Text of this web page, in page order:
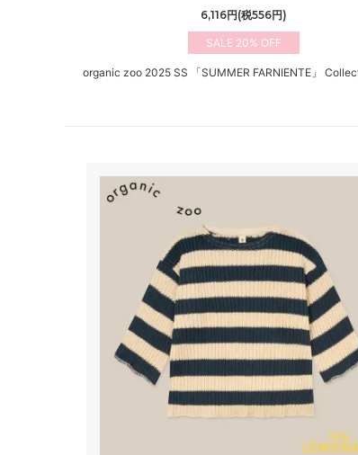
6,116円(税556円)
20%
organic zoo 2025 SS 「SUMMER FARNIENTE」